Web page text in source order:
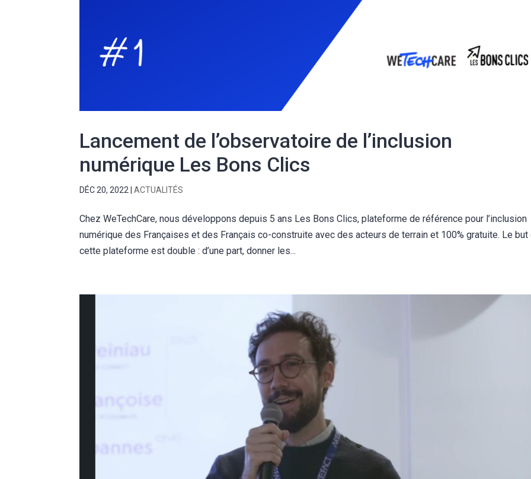
Lancement de l’observatoire de l’inclusion
numérique Les Bons Clics
DÉC 20, 2022 |ACTUALITÉS
Chez WeTechCare, nous développons depuis 5 ans Les Bons Clics, plateforme de référence pour l’inclusion
numérique des Françaises et des Français co-construite avec des acteurs de terrain et 100% gratuite. Le but
cette plateforme est double : d’une part, donner les...